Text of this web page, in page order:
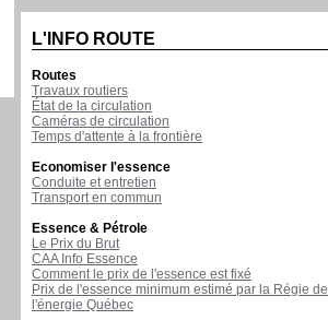
L'INFO ROUTE
Routes
Travaux routiers
État de la circulation
Caméras de circulation
Temps d'attente à la frontière
Economiser l'essence
Conduite et entretien
Transport en commun
Essence & Pétrole
Le Prix du Brut
CAA Info Essence
Comment le prix de l'essence est fixé
Prix de l'essence minimum estimé par la Régie de
l'énergie Québec